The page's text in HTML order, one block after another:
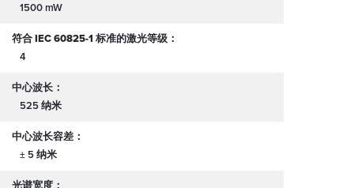
1500 mW
符合 IEC 60825-1 标准的激光等级：
4
中心波长：
525 纳米
中心波长容差：
± 5 纳米